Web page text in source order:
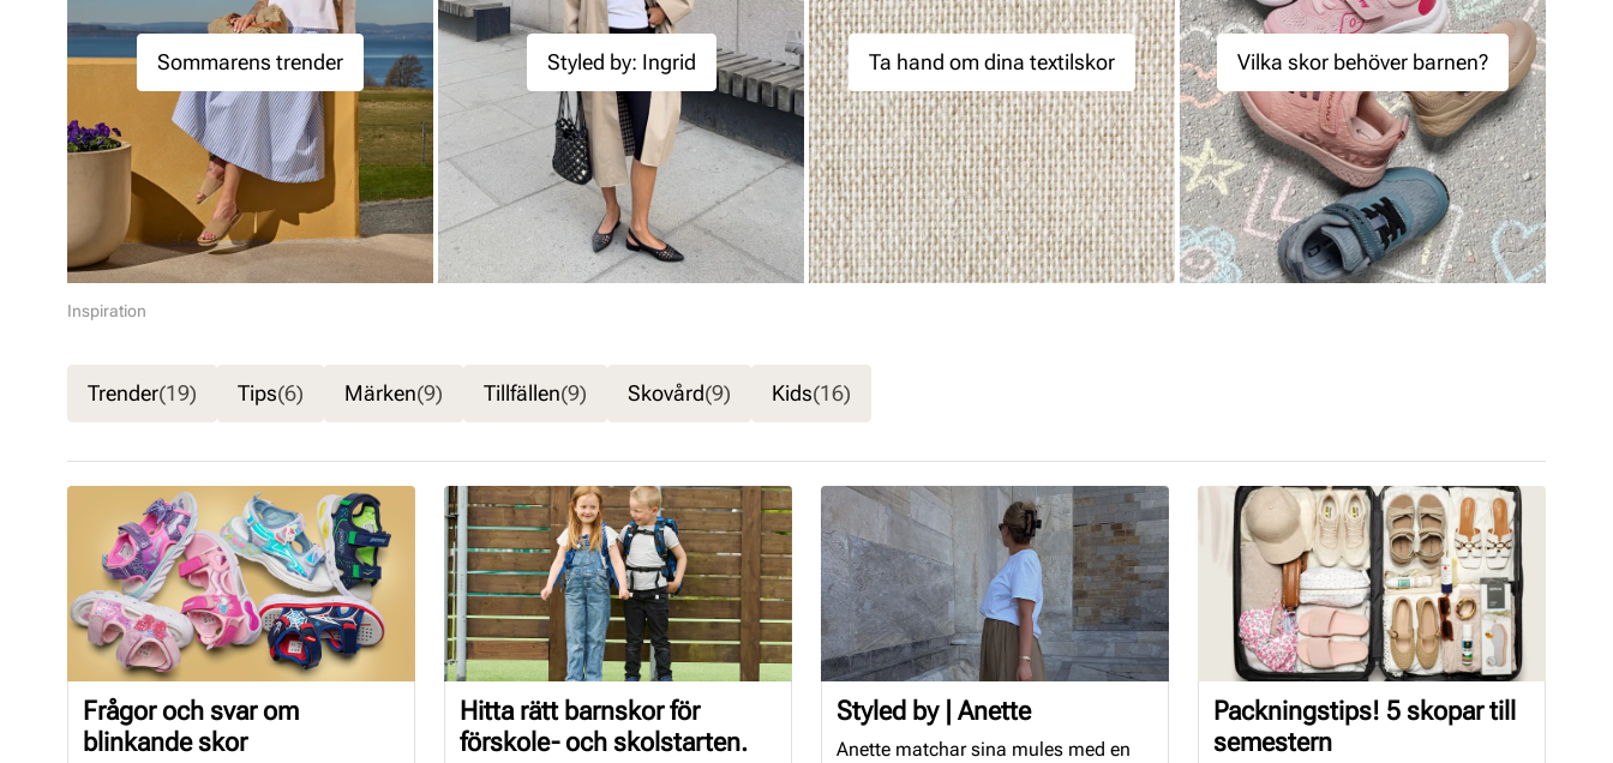
Sommarens trender Styled by: Ingrid Ta hand om dina textilskor Vilka skor behöver barnen?
Inspiration
Trender(19) Tips(6) Märken(9) Tillfällen(9) Skovård(9) Kids(16)
Frågor och svar om
blinkande skor
Hitta rätt barnskor för
förskole- och skolstarten.
Styled by | Anette
Anette matchar sina mules med en
Packningstips! 5 skopar till
semestern